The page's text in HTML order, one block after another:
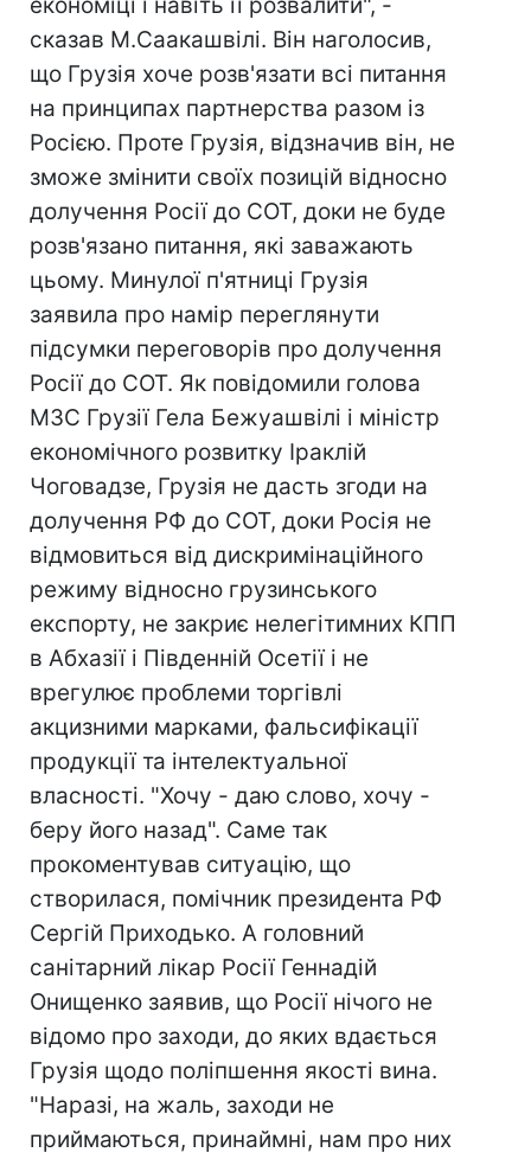
сказав М.Саакашвілі. Він наголосив,
що Грузія хоче розв'язати всі питання
на принципах партнерства разом із
Росією. Проте Грузія, відзначив він, не
зможе змінити своїх позицій відносно
долучення Росії до СОТ, доки не буде
розв'язано питання, які заважають
цьому. Минулої п'ятниці Грузія
заявила про намір переглянути
підсумки переговорів про долучення
Росії до СОТ. Як повідомили голова
МЗС Грузії Гела Бежуашвілі і міністр
економічного розвитку Іраклій
Чоговадзе, Грузія не дасть згоди на
долучення РФ до СОТ, доки Росія не
відмовиться від дискримінаційного
режиму відносно грузинського
експорту, не закриє нелегітимних КПП
в Абхазії і Південній Осетії і не
врегулює проблеми торгівлі
акцизними марками, фальсифікації
продукції та інтелектуальної
власності. "Хочу - даю слово, хочу -
беру його назад". Саме так
прокоментував ситуацію, що
створилася, помічник президента РФ
Сергій Приходько. А головний
санітарний лікар Росії Геннадій
Онищенко заявив, що Росії нічого не
відомо про заходи, до яких вдається
Грузія щодо поліпшення якості вина.
"Наразі, на жаль, заходи не
приймаються, принаймні, нам про них